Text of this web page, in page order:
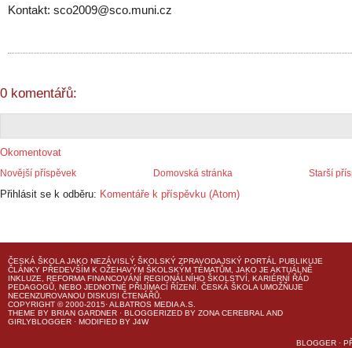
Kontakt: sco2009@sco.muni.cz
0 komentářů:
Okomentovat
Novější příspěvek Starší
Domovská stránka
Přihlásit se k odběru: Komentáře k příspěvku (Atom)
ČESKÁ ŠKOLA JAKO NEZÁVISLÝ ŠKOLSKÝ ZPRAVODAJSKÝ PORTÁL PUBLIKUJE
ČLÁNKY PŘEDEVŠÍM K OŽEHAVÝM ŠKOLSKÝM TÉMATŮM, JAKO JE AKTUÁLNĚ
INKLUZE, REFORMA FINANCOVÁNÍ REGIONÁLNÍHO ŠKOLSTVÍ, KARIÉRNÍ ŘÁD
PEDAGOGŮ, NEBO JEDNOTNÉ PŘIJÍMACÍ ŘÍZENÍ. ČESKÁ ŠKOLA UMOŽŇUJE
NECENZUROVANOU DISKUSI ČTENÁŘŮ.
COPYRIGHT © 2000-2015· ALBATROS MEDIA A.S.
THEME BY BRIAN GARDNER · BLOGGERIZED BY ZONA CEREBRAL AND
GIRLYBLOGGER · MODIFIED BY J4W
BLOGGER ·